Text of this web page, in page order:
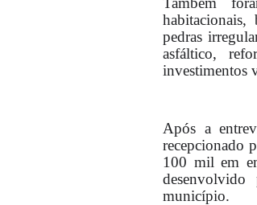
habitacionais,
pedras
asfáltico,
investimentos
Após a
recepcionado
100 mil em
município.